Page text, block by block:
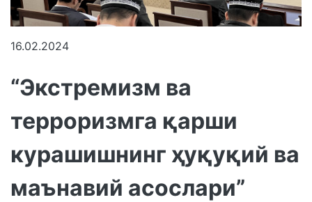
16.02.2024
“Экстремизм ва
терроризмга қарши
курашишнинг ҳуқуқий ва
маънавий асослари”